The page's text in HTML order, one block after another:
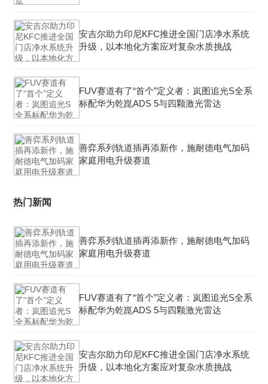
安吉尔助力印尼KFC推进全国门店净水系统
升级，以本地化方案应对复杂水质挑战
FUV赛道有了“首个”定义者：岚图追光S全系
标配华为乾崑ADS 5与四颗激光雷达
善弈系列轨道插再添新作，施耐德电气加码
家庭用电升级赛道
热门新闻
善弈系列轨道插再添新作，施耐德电气加码
家庭用电升级赛道
FUV赛道有了“首个”定义者：岚图追光S全系
标配华为乾崑ADS 5与四颗激光雷达
安吉尔助力印尼KFC推进全国门店净水系统
升级，以本地化方案应对复杂水质挑战